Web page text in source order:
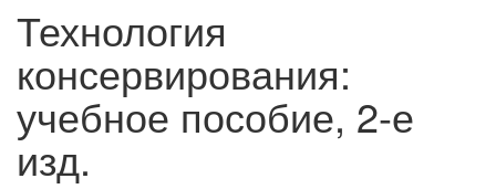
Технология
консервирования:
учебное пособие, 2-е
изд.